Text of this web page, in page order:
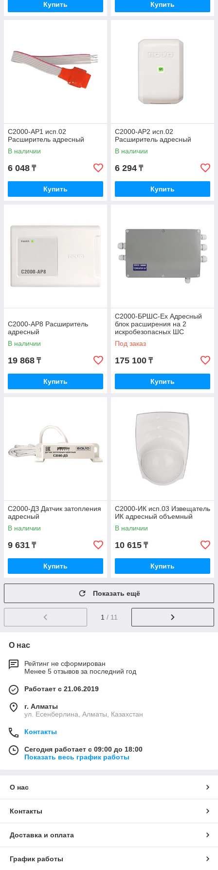
Купить Купить
С2000-АР1 исп.02
Расширитель адресный
В наличии
6 048 ₸
Купить
С2000-АР2 исп.02
Расширитель адресный
В наличии
6 294 ₸
Купить
С2000-АР8 Расширитель
адресный
В наличии
19 868 ₸
Купить
С2000-БРШС-Ex Адресный
блок расширения на 2
искробезопасных ШС
Под заказ
175 100 ₸
Купить
С2000-ДЗ Датчик затопления
адресный
В наличии
9 631 ₸
Купить
С2000-ИК исп.03 Извещатель
ИК адресный объемный
В наличии
10 615 ₸
Купить
Показать ещё
1 / 11
О нас
Рейтинг не сформирован
Менее 5 отзывов за последний год
Работает с 21.06.2019
г. Алматы
ул. Есенберлина, Алматы, Казахстан
Контакты
Сегодня работает с 09:00 до 18:00
Показать весь график работы
О нас
Контакты
Доставка и оплата
График работы